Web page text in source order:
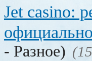
Jet casino:
- Разное)